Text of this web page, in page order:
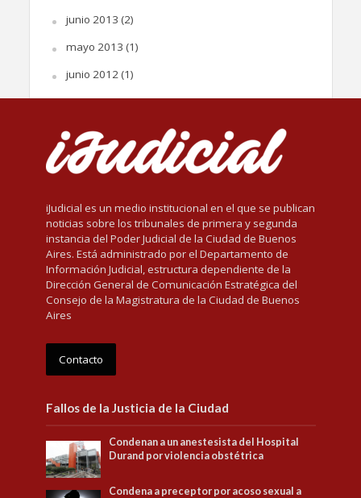
junio 2013 (2)
mayo 2013 (1)
junio 2012(1)
iJudicial es un medio institucional en el que se publican
noticias sobre los tribunales de primera y segunda
instancia del Poder Judicial de la Ciudad de Buenos
Aires. Está administrado por el Departamento de
Información Judicial, estructura dependiente de la
Dirección General de Comunicación Estratégica del
Consejo de la Magistratura de la Ciudad de Buenos
Aires
Contacto
Fallos de la Justicia de la Ciudad
Condenan a un anestesista del Hospital
Durand por violencia obstétrica
Condena a preceptor por acoso sexual a